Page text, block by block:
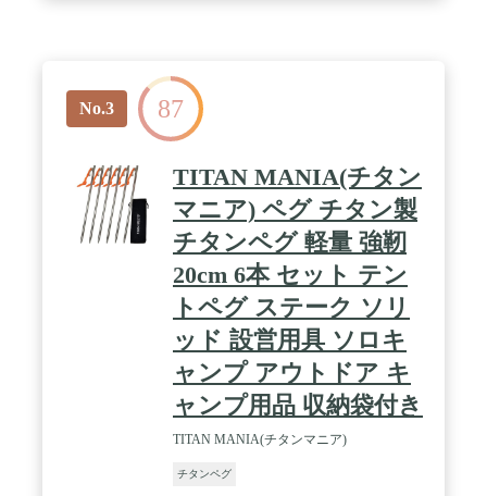
φ7.8mm×200mm（鍛造部：6.6mm） 【材質】64チ
タン合金 【重量】40g / 本
No.3 87
TITAN MANIA(チタン
マニア) ペグ チタン製
チタンペグ 軽量 強靭
20cm 6本 セット テン
トペグ ステーク ソリ
ッド 設営用具 ソロキ
ャンプ アウトドア キ
ャンプ用品 収納袋付き
TITAN MANIA(チタンマニア)
チタンペグ